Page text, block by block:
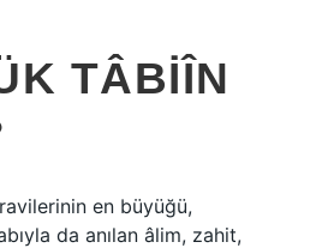
TÂBIÎN
en büyüğü,
da anılan âlim, zahit,